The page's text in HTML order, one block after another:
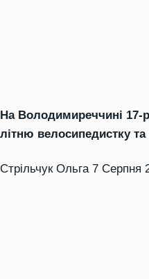
На Володимиреччині 17-
літню велосипедистку та
Стрільчук Ольга 7 Серпня